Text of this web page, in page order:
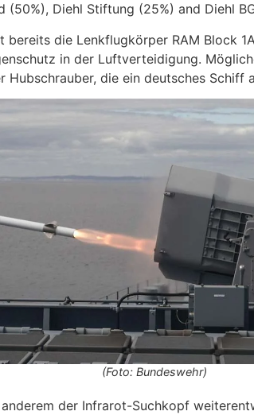
(50%), Diehl Stiftung (25%) and Diehl
bereits die Lenkflugkörper RAM Block
in der Luftverteidigung.
Hubschrauber, die ein deutsches Schiff
(Foto: Bundeswehr)
der Infrarot-Suchkopf